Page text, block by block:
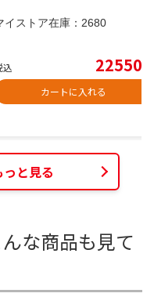
イストア在庫： 2680
込 22550
カートに入れる
と見る
な商品も見て